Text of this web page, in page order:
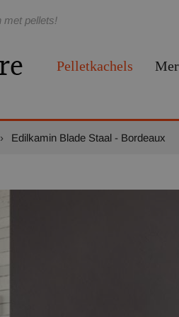
Pelletkachels
met pellets!
› Edilkamin Blade Staal - Bordeaux